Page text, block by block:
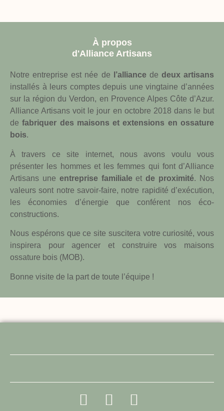
À propos
d'Alliance Artisans
Notre entreprise est née de l’alliancede deux artisans
installés à leurs comptes depuis une vingtaine d’années
sur la région du Verdon, en Provence Alpes Côte d’Azur.
Alliance Artisans voit le jour en octobre 2018 dans le but
defabriquer des maisons et extensions en ossature
bois.
À travers ce site internet, nous avons voulu vous
présenter les hommes et les femmes qui font d’Alliance
Artisans une entreprise familialeet de proximité. Nos
valeurs sont notre savoir-faire, notre rapidité d’exécution,
les économies d’énergie que conférent nos éco-
constructions.
Nous espérons que ce site suscitera votre curiosité, vous
inspirera pour agencer et construire vos maisons
ossature bois (MOB).
Bonne visite de la part de toute l’équipe !